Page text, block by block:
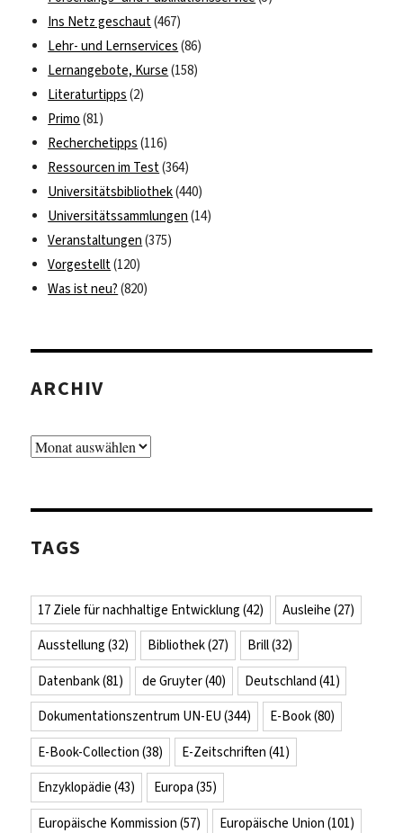
Ins Netz geschaut(467)
Lehr- und Lernservices (86)
Lernangebote, Kurse (158)
Literaturtipps (2)
Primo (81)
Recherchetipps (116)
Ressourcen im Test(364)
Universitätsbibliothek(440)
Universitätssammlungen (14)
Veranstaltungen (375)
Vorgestellt(120)
Was ist neu? (820)
ARCHIV
Archiv
TAGS
17 Ziele für nachhaltige Entwicklung (42) Ausleihe (27)
Ausstellung (32) Bibliothek(27) Brill(32)
Datenbank(81) de Gruyter(40) Deutschland (41)
Dokumentationszentrum UN-EU (344) E-Book(80)
E-Book-Collection (38) E-Zeitschriften (41)
Enzyklopädie (43) Europa (35)
Europäische Kommission (57) Europäische Union (101)